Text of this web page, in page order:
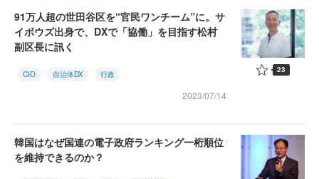
91万人超の世田谷区を“官民ワンチーム”に。サ
イボウズ出身で、DXで「協働」を目指す松村
副区長に訊く
CIO 自治体DX 行政
2023/07/14
23
韓国はなぜ国連の電子政府ランキング一桁順位
を維持できるのか？